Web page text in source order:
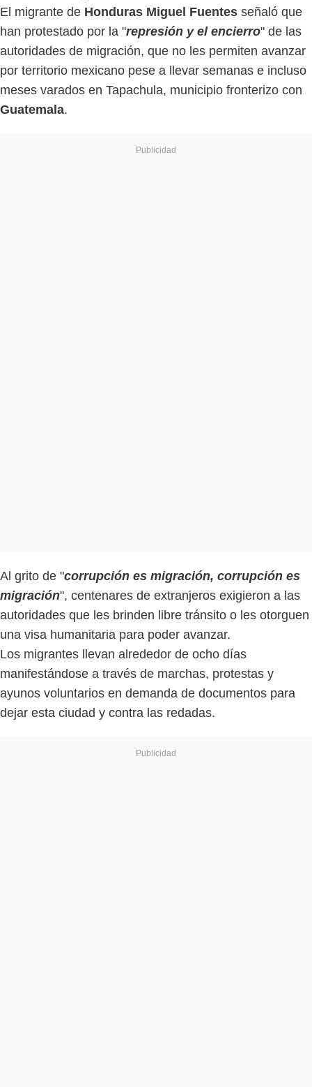
El migrante de Honduras Miguel Fuentes señaló que
han protestado por la "represión y el encierro" de las
autoridades de migración, que no les permiten avanzar
por territorio mexicano pese a llevar semanas e incluso
meses varados en Tapachula, municipio fronterizo con
Guatemala.
Al grito de "corrupción es migración, corrupción es
migración", centenares de extranjeros exigieron a las
autoridades que les brinden libre tránsito o les otorguen
una visa humanitaria para poder avanzar.
Los migrantes llevan alrededor de ocho días
manifestándose a través de marchas, protestas y
ayunos voluntarios en demanda de documentos para
dejar esta ciudad y contra las redadas.